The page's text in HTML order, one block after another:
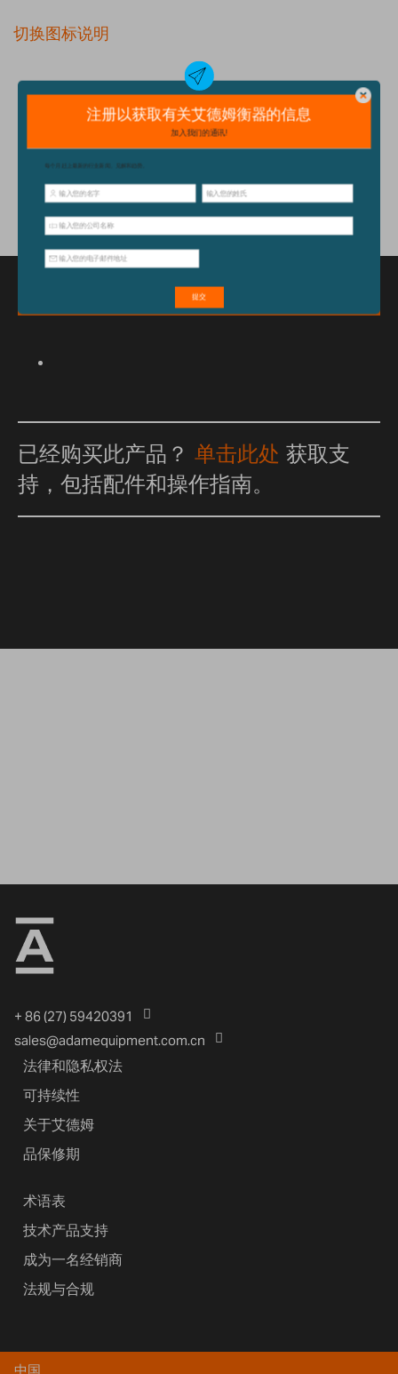
切换图标说明
细节
配件
特点和优点
已经购买此产品？ 单击此处 获取支
持，包括配件和操作指南。
+ 86 (27) 59420391
sales@adamequipment.com.cn
法律和隐私权法
可持续性
关于艾德姆
品保修期
术语表
技术产品支持
成为一名经销商
法规与合规
中国